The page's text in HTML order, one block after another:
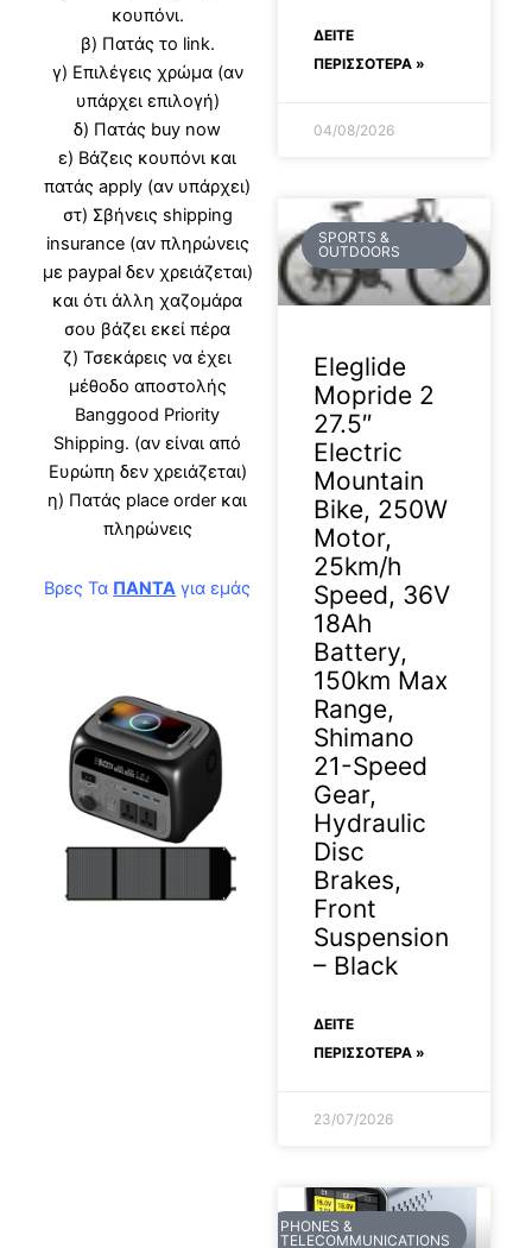
κουπόνι.
β) Πατάς το link.
γ) Επιλέγεις χρώμα (αν
υπάρχει επιλογή)
δ) Πατάς buy now
ε) Βάζεις κουπόνι και
πατάς apply (αν υπάρχει)
στ) Σβήνεις shipping
insurance (αν πληρώνεις
με paypal δεν χρειάζεται)
και ότι άλλη χαζομάρα
σου βάζει εκεί πέρα
ζ) Τσεκάρεις να έχει
μέθοδο αποστολής
Banggood Priority
Shipping. (αν είναι από
Ευρώπη δεν χρειάζεται)
η) Πατάς place order και
πληρώνεις
Βρες Τα ΠΑΝΤΑ για εμάς
ΔΕΊΤΕ
ΠΕΡΙΣΣΟΤΕΡΑ »
04/08/2026
SPORTS &
OUTDOORS
Eleglide
Mopride 2
27.5″
Electric
Mountain
Bike, 250W
Motor,
25km/h
Speed, 36V
18Ah
Battery,
150km Max
Range,
Shimano
21-Speed
Gear,
Hydraulic
Disc
Brakes,
Front
Suspension
– Black
ΔΕΊΤΕ
ΠΕΡΙΣΣΟΤΕΡΑ »
23/07/2026
PHONES &
TELECOMMUNICATIONS